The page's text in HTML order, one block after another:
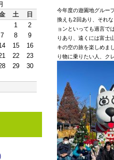
今年度の遊園地グルー
換えも2回あり、それ
ョンといっても過言で
りあり、遠くには富士
キの空の旅を楽しめま
り物に乗りたい人、ク
土 日
1
2
7 8
9
15
16
22
23
29
30